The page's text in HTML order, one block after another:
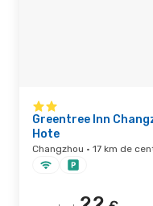
Greentree Inn
Hote
Changzhou · 17 km de